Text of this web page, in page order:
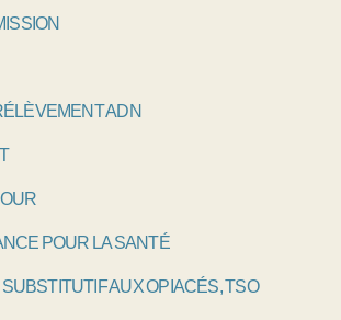
ADN
POUR LA SANTÉ
AUX OPIACÉS, TSO